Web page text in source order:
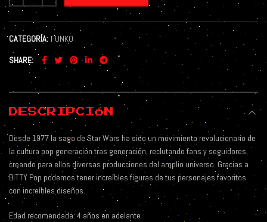
CATEGORÍA: FUNKO
SHARE
DESCRIPCIÓN
Desde 1977 la saga de Star Wars ha sido un movimiento revolucionario de
la cultura pop generación tras generación, reclutando fans y seguidores,
creando para ellos diversas producciones del amplio universo. Gracias a
BITTY Pop podemos tener increíbles figuras de tus personajes favoritos
con increíbles diseños.
Edad recomendada: 4 años en adelante